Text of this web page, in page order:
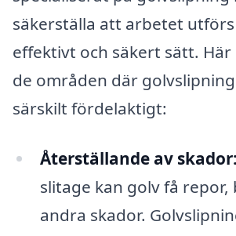
säkerställa att arbetet
effektivt och säkert sätt.
de områden där
särskilt fördelaktigt:
Återställande av skador:
slitage kan golv få repor,
andra skador.